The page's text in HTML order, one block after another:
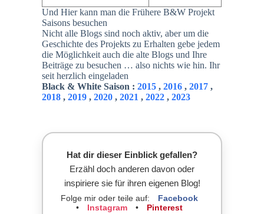
Und Hier kann man die Frühere B&W Projekt
Saisons besuchen
Nicht alle Blogs sind noch aktiv, aber um die
Geschichte des Projekts zu Erhalten gebe jedem
die Möglichkeit auch die alte Blogs und Ihre
Beiträge zu besuchen … also nichts wie hin. Ihr
seit herzlich eingeladen
Black & White Saison :2015 ,2016 ,2017 ,
2018 ,2019 ,2020 ,2021 ,2022 ,2023
Hat dir dieser Einblick gefallen?
Erzähl doch anderen davon oder
inspiriere sie für ihren eigenen Blog!
Folge mir oder teile auf:
Facebook
•
Instagram • Pinterest